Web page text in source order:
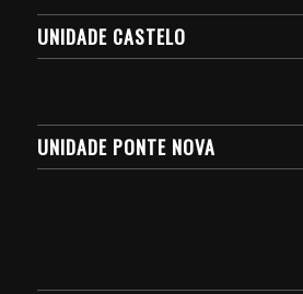
UNIDADE CASTELO
UNIDADE PONTE NOVA